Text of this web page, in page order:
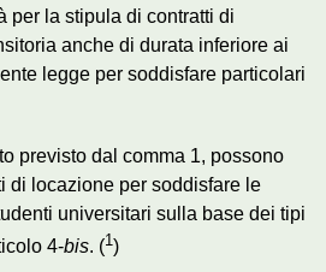
per la stipula di contratti di
anche di durata inferiore ai
legge per soddisfare particolari
previsto dal comma 1, possono
di locazione per soddisfare le
universitari sulla base dei tipi
4-bis. (1)